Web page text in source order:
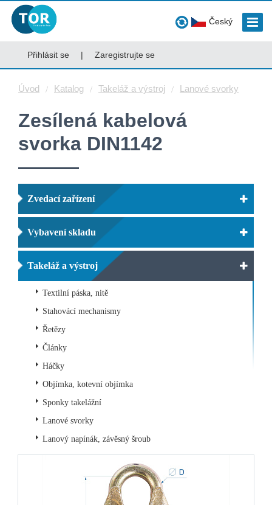
Český
Přihlásit se | Zaregistrujte se
Úvod Katalog Takeláž a výstroj Lanové svorky
Zesílená kabelová
svorka DIN1142
Zvedací zařízení
Vybavení skladu
Takeláž a výstroj
Textilní páska, nitě
Stahovácí mechanismy
Řetězy
Články
Háčky
Objímka, kotevní objímka
Sponky takelážní
Lanové svorky
Lanový napínák, závěsný šroub